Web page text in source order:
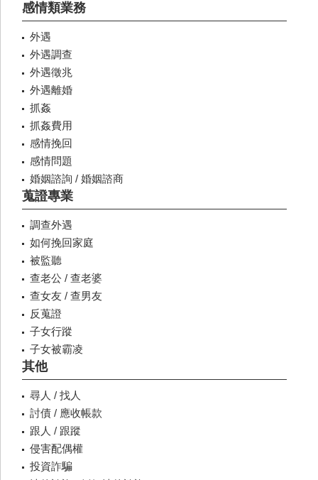
感情類業務
外遇
外遇調查
外遇徵兆
外遇離婚
抓姦
抓姦費用
感情挽回
感情問題
婚姻諮詢 / 婚姻諮商
蒐證專業
調查外遇
如何挽回家庭
被監聽
查老公 / 查老婆
查女友 / 查男友
反蒐證
子女行蹤
子女被霸凌
其他
尋人 / 找人
討債 / 應收帳款
跟人 / 跟蹤
侵害配偶權
投資詐騙